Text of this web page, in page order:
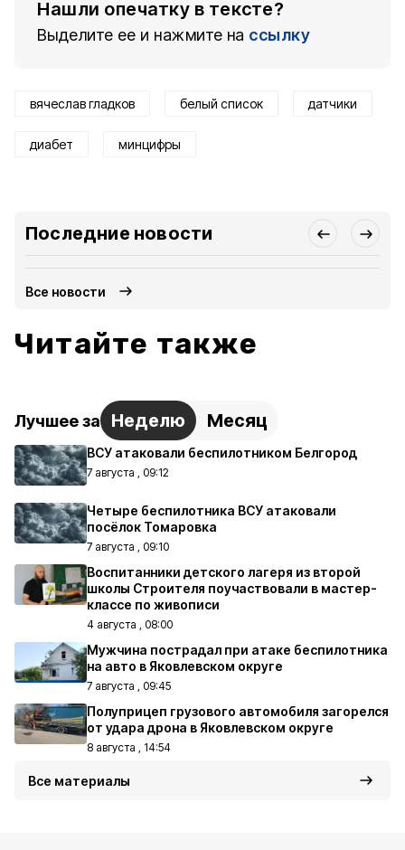
Нашли опечатку в тексте?
Выделите ее и нажмите на ссылку
вячеслав гладков белый список датчики
диабет минцифры
Последние новости
Все новости
Читайте также
Лучшее за Неделю Месяц
ВСУ атаковали беспилотником Белгород
7 августа , 09:12
Четыре беспилотника ВСУ атаковали
посёлок Томаровка
7 августа , 09:10
Воспитанники детского лагеря из второй
школы Строителя поучаствовали в мастер-
классе по живописи
4 августа , 08:00
Мужчина пострадал при атаке беспилотника
на авто в Яковлевском округе
7 августа , 09:45
Полуприцеп грузового автомобиля загорелся
от удара дрона в Яковлевском округе
8 августа , 14:54
Все материалы